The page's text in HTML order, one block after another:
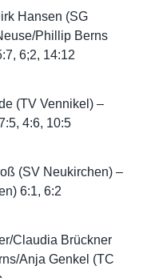
Hansen (SG
Phillip Berns
6;2, 14:12
(TV Vennikel) –
4:6, 10:5
(SV Neukirchen) –
6:1, 6:2
Claudia Brückner
Anja Genkel (TC